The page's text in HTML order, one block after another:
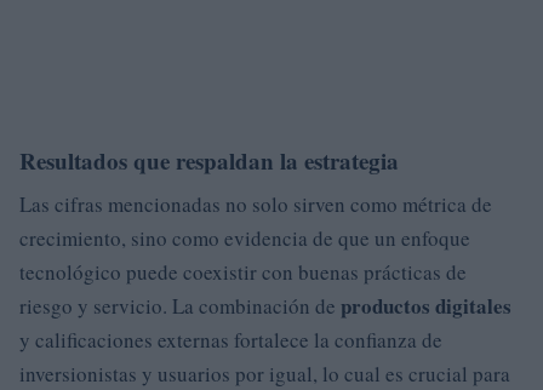
Resultados que respaldan la estrategia
Las cifras mencionadas no solo sirven como métrica de
crecimiento, sino como evidencia de que un enfoque
tecnológico puede coexistir con buenas prácticas de
riesgo y servicio. La combinación de productos digitales
y calificaciones externas fortalece la confianza de
inversionistas y usuarios por igual, lo cual es crucial para